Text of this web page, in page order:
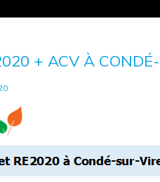
+ ACV À